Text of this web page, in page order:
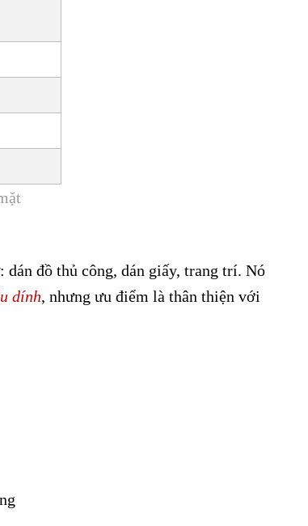
dán đồ thủ công, dán giấy, trang trí. Nó
dính, nhưng ưu điểm là thân thiện với